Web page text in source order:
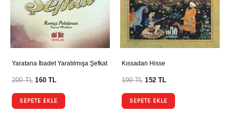
Yaratana İbadet Yaratılmışa Şefkat
200TL 160TL
SEPETE EKLE
Kıssadan Hisse
190TL 152TL
SEPETE EKLE